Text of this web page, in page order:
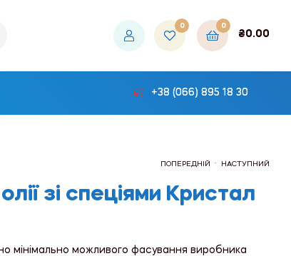
0 0
₴0.00
+38 (066) 895 18 30
ПОПЕРЕДНІЙ НАСТУПНИЙ
олії зі спеціями Кристал
мінімально можливого фасування виробника